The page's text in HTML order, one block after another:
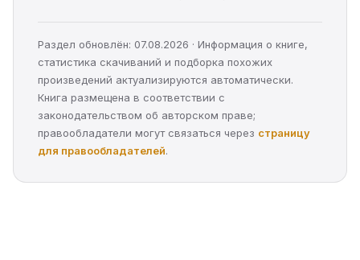
Раздел обновлён: 07.08.2026 · Информация о книге,
статистика скачиваний и подборка похожих
произведений актуализируются автоматически.
Книга размещена в соответствии с
законодательством об авторском праве;
правообладатели могут связаться через страницу
для правообладателей.